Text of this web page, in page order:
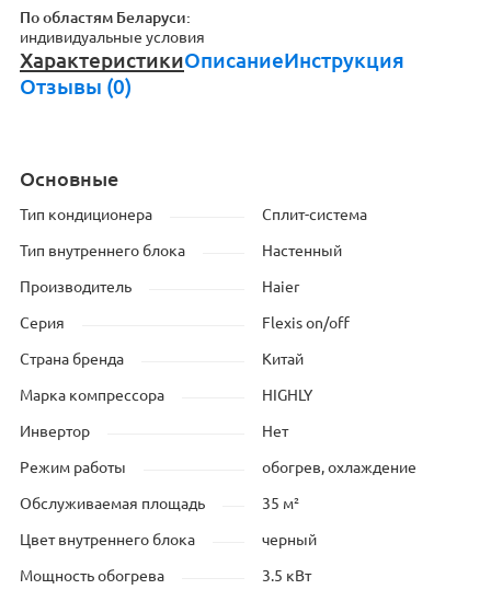
По областям Беларуси:
индивидуальные условия
ХарактеристикиОписаниеИнструкция
Отзывы (0)
Основные
Тип кондиционера Сплит-система
Тип внутреннего блока Настенный
Производитель Haier
Серия Flexis on/off
Страна бренда Китай
Марка компрессора HIGHLY
Инвертор Нет
Режим работы обогрев, охлаждение
Обслуживаемая площадь 35 м²
Цвет внутреннего блока черный
Мощность обогрева 3.5 кВт